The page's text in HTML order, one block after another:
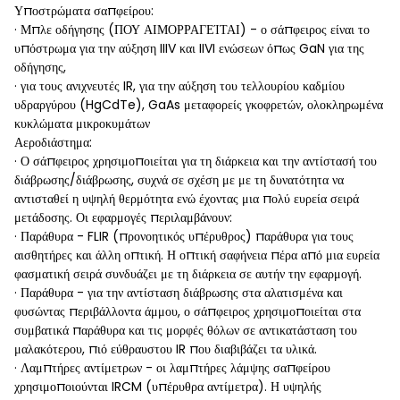
Υποστρώματα σαπφείρου:
· Μπλε οδήγησης (ΠΟΥ ΑΙΜΟΡΡΑΓΕΊΤΑΙ) - ο σάπφειρος είναι το
υπόστρωμα για την αύξηση IIIV και IIVI ενώσεων όπως GaN για της
οδήγησης,
· για τους ανιχνευτές IR, για την αύξηση του τελλουρίου καδμίου
υδραργύρου (HgCdTe), GaAs μεταφορείς γκοφρετών, ολοκληρωμένα
κυκλώματα μικροκυμάτων
Αεροδιάστημα:
· Ο σάπφειρος χρησιμοποιείται για τη διάρκεια και την αντίστασή του
διάβρωσης/διάβρωσης, συχνά σε σχέση με με τη δυνατότητα να
αντισταθεί η υψηλή θερμότητα ενώ έχοντας μια πολύ ευρεία σειρά
μετάδοσης. Οι εφαρμογές περιλαμβάνουν:
· Παράθυρα - FLIR (προνοητικός υπέρυθρος) παράθυρα για τους
αισθητήρες και άλλη οπτική. Η οπτική σαφήνεια πέρα από μια ευρεία
φασματική σειρά συνδυάζει με τη διάρκεια σε αυτήν την εφαρμογή.
· Παράθυρα - για την αντίσταση διάβρωσης στα αλατισμένα και
φυσώντας περιβάλλοντα άμμου, ο σάπφειρος χρησιμοποιείται στα
συμβατικά παράθυρα και τις μορφές θόλων σε αντικατάσταση του
μαλακότερου, πιό εύθραυστου IR που διαβιβάζει τα υλικά.
· Λαμπτήρες αντίμετρων - οι λαμπτήρες λάμψης σαπφείρου
χρησιμοποιούνται IRCM (υπέρυθρα αντίμετρα). Η υψηλής